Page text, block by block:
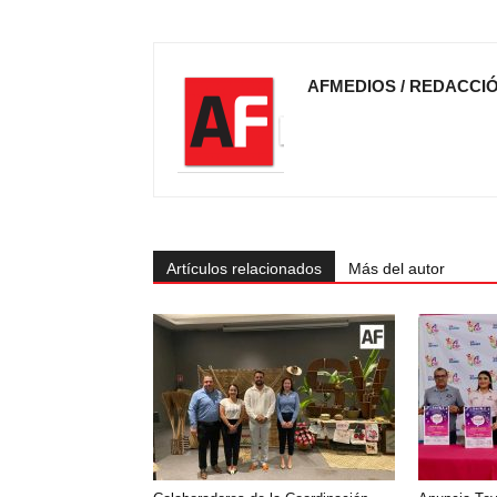
AFMEDIOS /
Artículos relacionados Más del autor